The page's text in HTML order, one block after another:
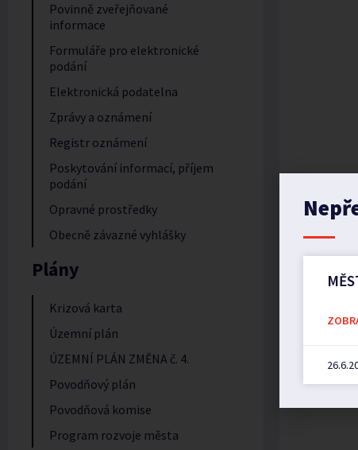
Povinně zveřejňované
informace
Formuláře pro elektronické
podání
Elektronická podatelna
Zprávy a oznámení
Registr oznámení
Poskytování informací, příjem
podání
Opravné prostředky
Obecně závazné vyhlášky
Plány
Krizová karta
Územní plán
ÚZEMNÍ PLÁN ZMĚNA č. 4.
Povodňový plán
Povodňová komise
Program rozvoje města